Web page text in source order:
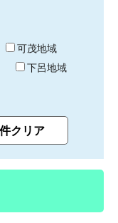
可茂地域
下呂地域